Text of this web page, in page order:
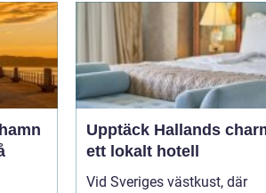
Upptäck Hallands
ett lokalt hotell
Vid Sveriges västkust, där